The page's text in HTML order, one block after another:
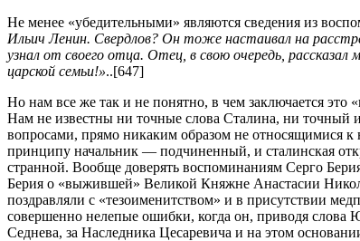
Не менее «убедительными» являются сведения из
Ильич Ленин. Свердлов? Он тоже настаивал на
узнал от своего отца. Отец, в свою очередь,
царской семьи!»..[647]
Но нам все же так и не понятно, в чем заключается
Нам не известны ни точные слова Сталина, ни точный
вопросами, прямо никаким образом не относящимися
принципу начальник — подчиненный, и сталинская
странной. Вообще доверять воспоминаниям Серго
Берия о «выжившей» Великой Княжне Анастасии
поздравляли с «тезоименитством» и в присутствии
совершенно нелепые ошибки, когда он, приводя слова
Седнева, за Наследника Цесаревича и на этом